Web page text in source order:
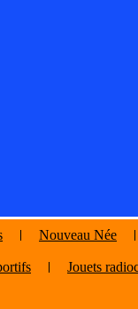
Nouveau Née
Jouets